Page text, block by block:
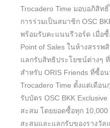
Trocadero Time มอบอภิสิท
การร่วมเป็นสมาชิก OSC
พร้อมรับคะแนนรีวอร์ด เมื่อ
Point of Sales ในห้างสรร
แลกรับสิทธิประโยชน์ต่างๆ
สำหรับ ORIS Friends ที่ซื้อ
Trocadero Time ตั้งแต่เดือ
รับบัตร OSC BKK
สะสม โดยยอดซื้อทุก 10,000
สะสมและแลกรับของรางวัล